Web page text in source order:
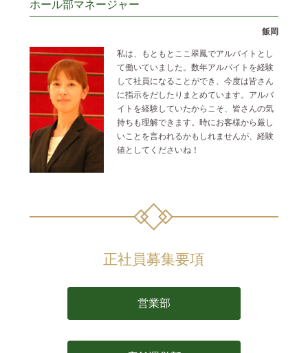
ホール部マネージャー
飯岡
私は、もともとここ翠鳳でアルバイトとし
て働いていました。数年アルバイトを経験
して社員になることができ、今度は皆さん
に指示をだしたりまとめています。アルバ
イトを経験していたからこそ、皆さんの気
持ちも理解できます。時にお客様から厳し
いことを言われるかもしれませんが、経験
値としてくださいね！
正社員募集要項
営業部